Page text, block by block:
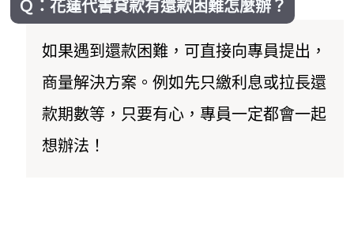
Ｑ：花蓮代書貸款有還款困難怎麼辦？
如果遇到還款困難，可直接向專員提出，
商量解決方案。例如先只繳利息或拉長還
款期數等，只要有心，專員一定都會一起
想辦法！